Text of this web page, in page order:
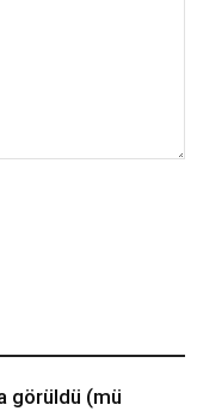
görüldü (mü